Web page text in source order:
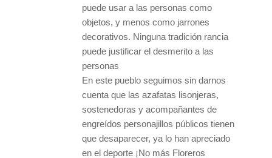
puede usar a las personas como
objetos, y menos como jarrones
decorativos. Ninguna tradición rancia
puede justificar el desmerito a las
personas
En este pueblo seguimos sin darnos
cuenta que las azafatas lisonjeras,
sostenedoras y acompañantes de
engreídos personajillos públicos tienen
que desaparecer, ya lo han apreciado
en el deporte ¡No más Floreros